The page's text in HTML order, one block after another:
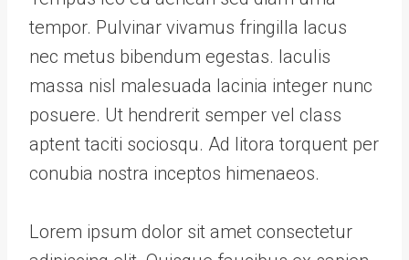
tempor. Pulvinar vivamus fringilla lacus
nec metus bibendum egestas. Iaculis
massa nisl malesuada lacinia integer nunc
posuere. Ut hendrerit semper vel class
aptent taciti sociosqu. Ad litora torquent per
conubia nostra inceptos himenaeos.
Lorem ipsum dolor sit amet consectetur